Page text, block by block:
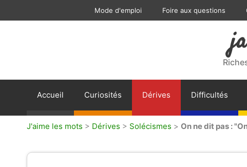
Mode d'emploi Foire aux questions
Accueil Curiosités Dérives Difficultés
J'aime les mots > Dérives > Solécismes > On ne dit pas :